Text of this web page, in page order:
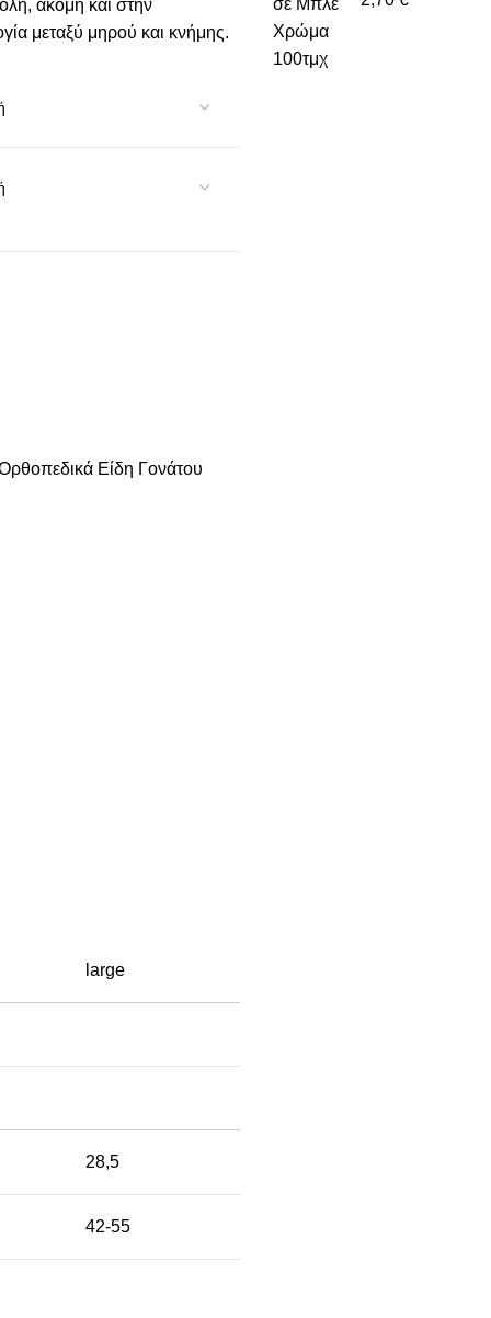
ακόμη και στην
μεταξύ μηρού και κνήμης.
Είδη Γονάτου
large
28,5
42-55